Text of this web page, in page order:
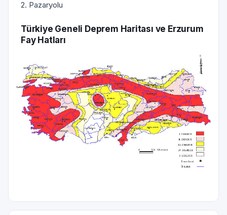
2. Pazaryolu
Türkiye Geneli Deprem Haritası ve Erzurum
Fay Hatları